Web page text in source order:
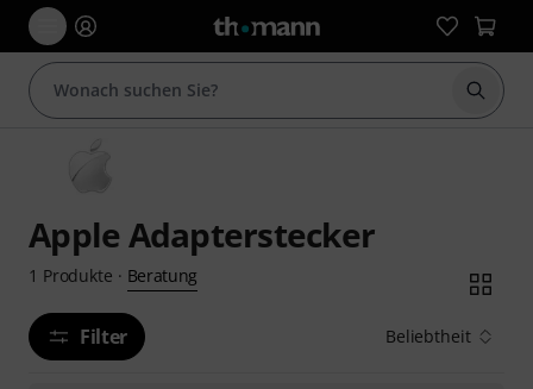
Suche
Apple Adapterstecker
1 Produkte · Beratung
Filter Beliebtheit